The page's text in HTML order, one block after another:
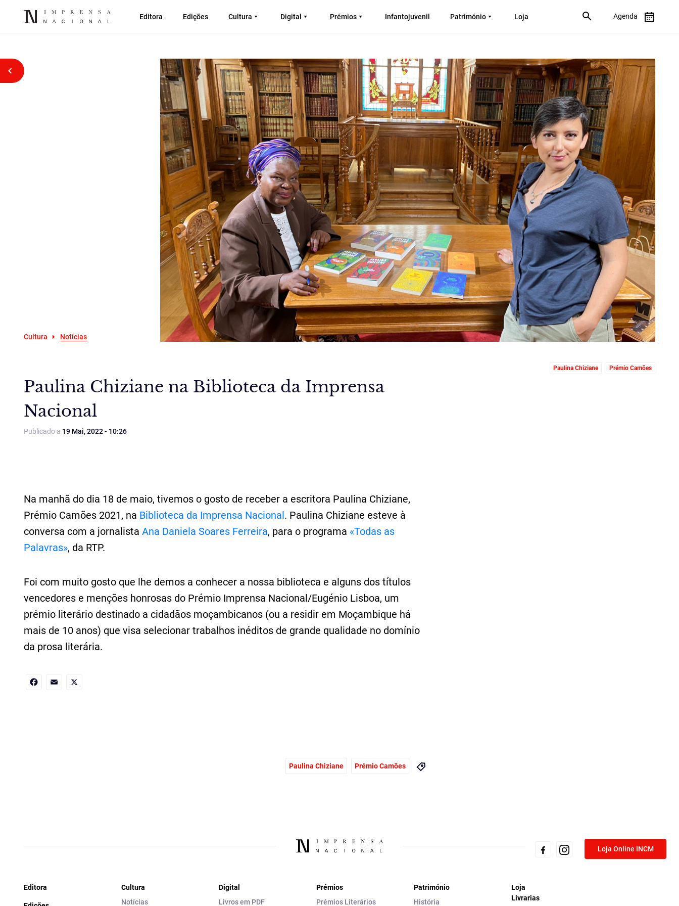
Editora Edições Cultura Digital Prémios Infantojuvenil Património Loja Agenda
Voltar atrás
Cultura Notícias
Paulina Chiziane na Biblioteca da Imprensa
Nacional
Publicado a 19 Mai, 2022 - 10:26
Paulina Chiziane Prémio Camões
Na manhã do dia 18 de maio, tivemos o gosto de receber a escritora Paulina Chiziane,
Prémio Camões 2021, na Biblioteca da Imprensa Nacional. Paulina Chiziane esteve à
conversa com a jornalista Ana Daniela Soares Ferreira, para o programa «Todas as
Palavras», da RTP.
Foi com muito gosto que lhe demos a conhecer a nossa biblioteca e alguns dos títulos
vencedores e menções honrosas do Prémio Imprensa Nacional/Eugénio Lisboa, um
prémio literário destinado a cidadãos moçambicanos (ou a residir em Moçambique há
mais de 10 anos) que visa selecionar trabalhos inéditos de grande qualidade no domínio
da prosa literária.
Paulina Chiziane Prémio Camões
Loja Online INCM
Editora
Cultura
Notícias
Digital
Livros em PDF
Prémios
Prémios Literários
Património
História
Loja
Livrarias